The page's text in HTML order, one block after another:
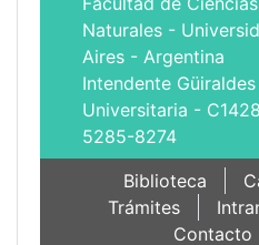
Naturales -
Aires - Argentina
Intendente
Universitaria -
5285-8274
Biblioteca
Trámites
Contacto